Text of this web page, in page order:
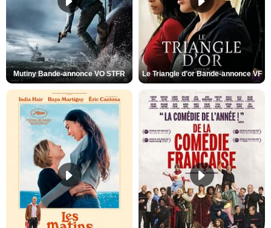
Mutiny Bande-annonce VO STFR Le Triangle d'or Bande-annonce VF